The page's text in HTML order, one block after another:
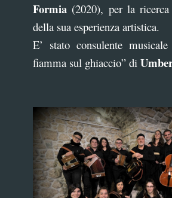
Formia (2020), per la
della sua esperienza artistica.
E’ stato consulente
fiamma sul ghiaccio” di